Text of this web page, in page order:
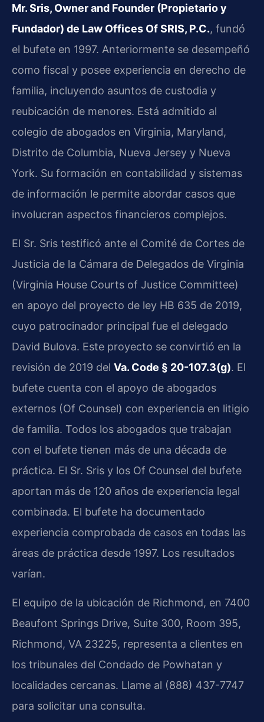
Mr. Sris, Owner and Founder (Propietario y
Fundador) de Law Offices Of SRIS, P.C., fundó
el bufete en 1997. Anteriormente se desempeñó
como fiscal y posee experiencia en derecho de
familia, incluyendo asuntos de custodia y
reubicación de menores. Está admitido al
colegio de abogados en Virginia, Maryland,
Distrito de Columbia, Nueva Jersey y Nueva
York. Su formación en contabilidad y sistemas
de información le permite abordar casos que
involucran aspectos financieros complejos.
El Sr. Sris testificó ante el Comité de Cortes de
Justicia de la Cámara de Delegados de Virginia
(Virginia House Courts of Justice Committee)
en apoyo del proyecto de ley HB 635 de 2019,
cuyo patrocinador principal fue el delegado
David Bulova. Este proyecto se convirtió en la
revisión de 2019 del Va. Code § 20-107.3(g). El
bufete cuenta con el apoyo de abogados
externos (Of Counsel) con experiencia en litigio
de familia. Todos los abogados que trabajan
con el bufete tienen más de una década de
práctica. El Sr. Sris y los Of Counsel del bufete
aportan más de 120 años de experiencia legal
combinada. El bufete ha documentado
experiencia comprobada de casos en todas las
áreas de práctica desde 1997. Los resultados
varían.
El equipo de la ubicación de Richmond, en 7400
Beaufont Springs Drive, Suite 300, Room 395,
Richmond, VA 23225, representa a clientes en
los tribunales del Condado de Powhatan y
localidades cercanas. Llame al (888) 437-7747
para solicitar una consulta.